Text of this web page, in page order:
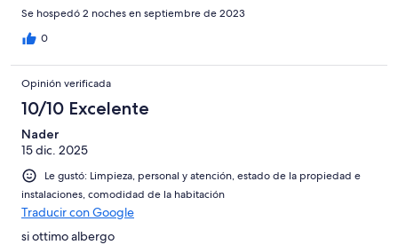
Se hospedó 2 noches en septiembre de 2023
0
Opinión verificada
10/10 Excelente
Nader
15 dic. 2025
Le gustó: Limpieza, personal y atención, estado de la propiedad e
instalaciones, comodidad de la habitación
Traducir con Google
si ottimo albergo